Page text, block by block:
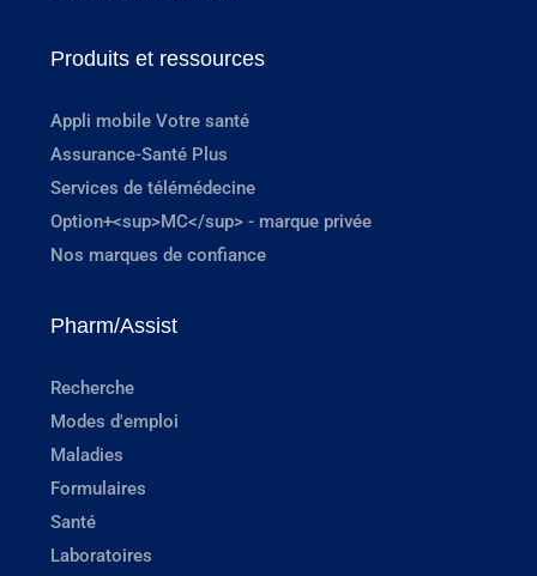
Produits et ressources
Appli mobile Votre santé
Assurance-Santé Plus
Services de télémédecine
Option+<sup>MC</sup> - marque privée
Nos marques de confiance
Pharm/Assist
Recherche
Modes d'emploi
Maladies
Formulaires
Santé
Laboratoires